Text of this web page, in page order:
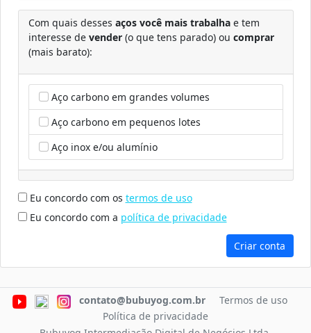
Com quais desses aços você mais trabalhae tem
interesse de vender(o que tens parado) ou comprar
(mais barato):
Aço carbono em grandes volumes
Aço carbono em pequenos lotes
Aço inox e/ou alumínio
Eu concordo com os termos de uso
Eu concordo com a política de privacidade
Criar conta
contato@bubuyog.com.br
Termos de uso
Política de privacidade